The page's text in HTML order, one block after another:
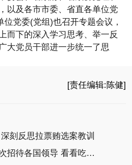
以及各市市委、省直各单位党
党委(党组)也召开专题会议，
而下的深入学习思考、举一反
大党员干部进一步统一了思
[责任编辑:陈健]
刻反思拉票贿选案教训
潘基文在联合国最后一次招待各国领导 看看吃什么